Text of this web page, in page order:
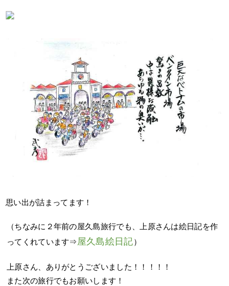
思い出が詰まってます！
（ちなみに２年前の屋久島旅行でも、上原さんは絵日記を作
ってくれています⇒ 屋久島絵日記）
上原さん、ありがとうございました！！！！！
また次の旅行でもお願いします！